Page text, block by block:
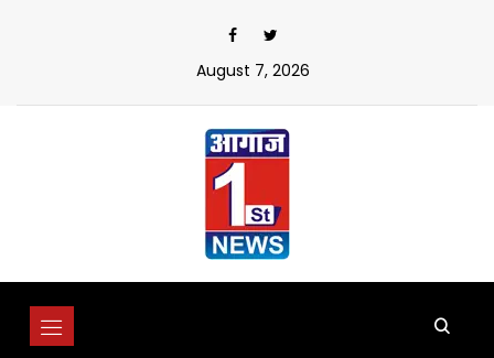
August 7, 2026